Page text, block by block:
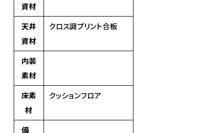
資材
天井
資材
クロス調プリント合板
内装
素材
床素
材
クッションフロア
備